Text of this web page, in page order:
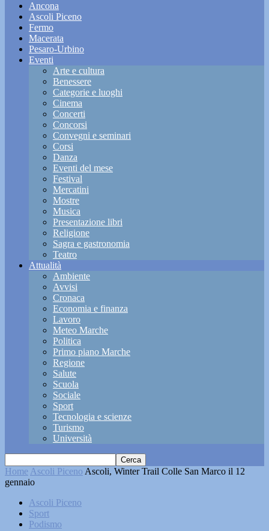
Ancona
Ascoli Piceno
Fermo
Macerata
Pesaro-Urbino
Eventi
Arte e cultura
Benessere
Categorie e luoghi
Cinema
Concerti
Concorsi
Convegni e seminari
Corsi
Danza
Eventi del mese
Festival
Mercatini
Mostre
Musica
Presentazione libri
Religione
Sagra e gastronomia
Teatro
Attualità
Ambiente
Avvisi
Cronaca
Economia e finanza
Lavoro
Meteo Marche
Politica
Primo piano Marche
Regione
Salute
Scuola
Sociale
Sport
Tecnologia e scienze
Turismo
Università
Home Ascoli Piceno Ascoli, Winter Trail Colle San Marco il 12
gennaio
Ascoli Piceno
Sport
Podismo